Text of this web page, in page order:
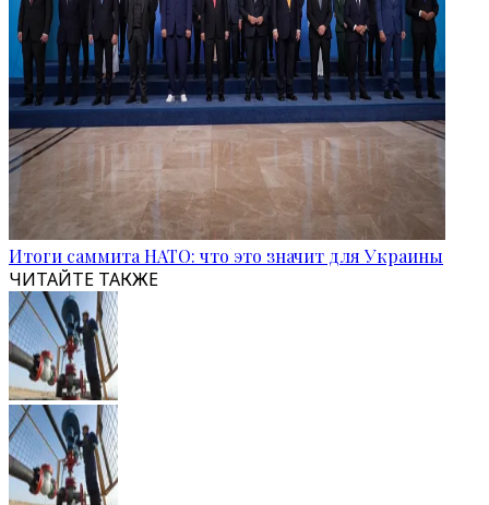
Итоги саммита НАТО: что это значит для Украины
ЧИТАЙТЕ ТАКЖЕ